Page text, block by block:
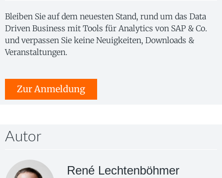
Bleiben Sie auf dem neuesten Stand, rund um das Data
Driven Business mit Tools für Analytics von SAP & Co.
und verpassen Sie keine Neuigkeiten, Downloads &
Veranstaltungen.
Zur Anmeldung
Autor
René Lechtenböhmer